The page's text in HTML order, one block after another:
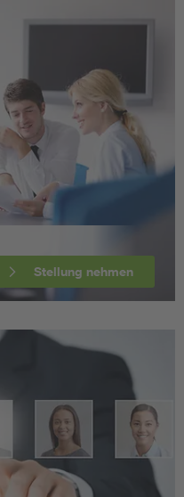
Stellung nehmen